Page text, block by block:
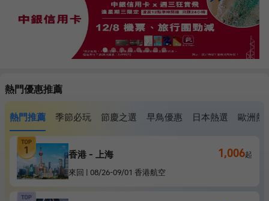
熱門優惠推薦
熱門推薦 季節必玩 節慶之選 早鳥優惠 日本熱選 歐洲熱
香港 - 上海 1,006起
來回 08/26-09/01 香港航空